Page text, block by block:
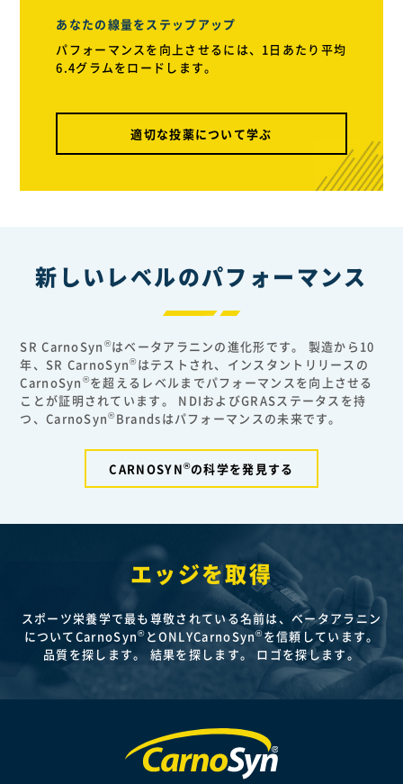
あなたの線量をステップアップ
パフォーマンスを向上させるには、1日あたり平均
6.4グラムをロードします。
適切な投薬について学ぶ
新しいレベルのパフォーマンス
SR CarnoSyn ®はベータアラニンの進化形です。 製造から10
年、SR CarnoSyn®はテストされ、インスタントリリースの
CarnoSyn ®を超えるレベルまでパフォーマンスを向上させる
ことが証明されています。 NDIおよびGRASステータスを持
つ、CarnoSyn®Brandsはパフォーマンスの未来です。
CARNOSYN®の科学を発見する
エッジを取得
スポーツ栄養学で最も尊敬されている名前は、ベータアラニン
についてCarnoSyn® とONLYCarnoSyn®を信頼しています。
品質を探します。 結果を探します。 ロゴを探します。